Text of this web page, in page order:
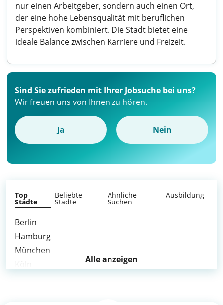
nur einen Arbeitgeber, sondern auch einen Ort,
der eine hohe Lebensqualität mit beruflichen
Perspektiven kombiniert. Die Stadt bietet eine
ideale Balance zwischen Karriere und Freizeit.
Sind Sie zufrieden mit Ihrer Jobsuche bei uns?
Wir freuen uns von Ihnen zu hören.
Ja Nein
Top
Städte
Beliebte
Städte
Ähnliche
Suchen
Ausbildung
Berlin
Hamburg
München
Alle anzeigen